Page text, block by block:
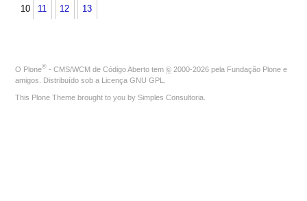
10 11 12 13
O Plone® - CMS/WCM de Código Aberto tem © 2000-2026 pela Fundação Plone e
amigos. Distribuído sob a Licença GNU GPL
This Plone Theme brought to you by Simples Consultoria